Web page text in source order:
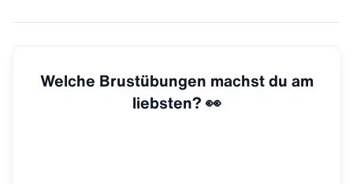
Welche Brustübungen machst du am
liebsten? 👀